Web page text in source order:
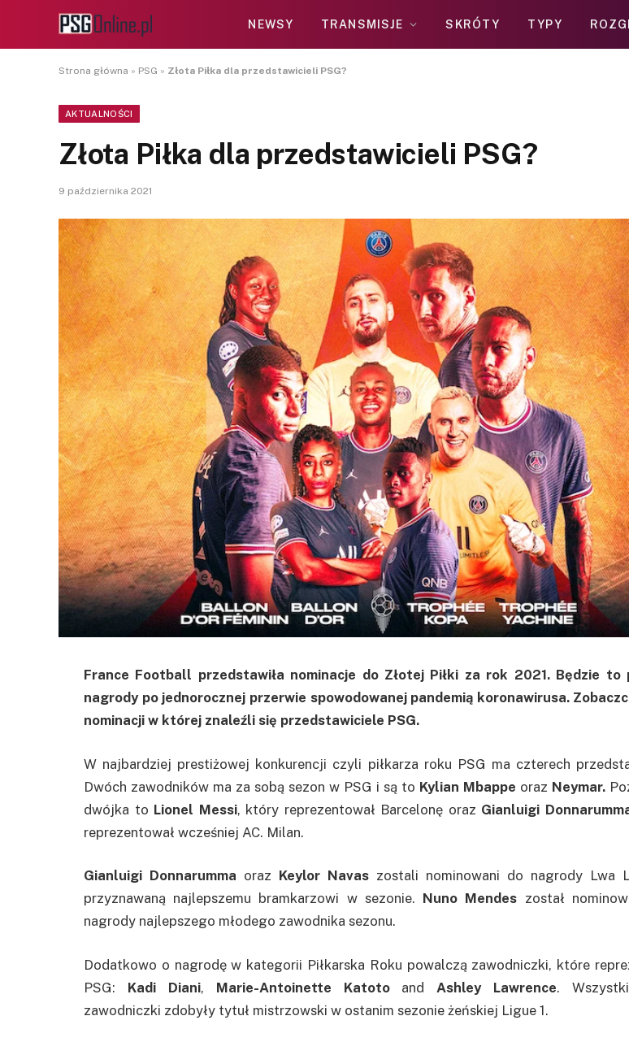
NEWSY TRANSMISJE SKRÓTY TYPY
Strona główna » PSG » Złota Piłka dla przedstawicieli PSG?
AKTUALNOŚCI
Złota Piłka dla przedstawicieli PSG?
9 października 2021
France Football przedstawiła nominacje do Złotej Piłki za rok 2021. Będzie to
nagrody po jednorocznej przerwie spowodowanej pandemią koronawirusa.
nominacji w której znaleźli się przedstawiciele PSG.
W najbardziej prestiżowej konkurencji czyli piłkarza roku PSG ma czterech
Dwóch zawodników ma za sobą sezon w PSG i są to Kylian Mbappe oraz Neymar.
dwójka to Lionel Messi, który reprezentował Barcelonę oraz Gianluigi
reprezentował wcześniej AC. Milan.
Gianluigi Donnarumma oraz Keylor Navas zostali nominowani do nagrody Lwa
przyznawaną najlepszemu bramkarzowi w sezonie. Nuno Mendes został
nagrody najlepszego młodego zawodnika sezonu.
Dodatkowo o nagrodę w kategorii Piłkarska Roku powalczą zawodniczki, które
PSG: Kadi Diani, Marie-Antoinette Katotoand Ashley Lawrence.
zawodniczki zdobyły tytuł mistrzowski w ostanim sezonie żeńskiej Ligue 1.